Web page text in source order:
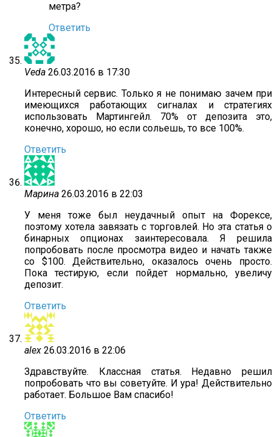
метра?
Ответить
Veda 26.03.2016 в 17:30
Интересный сервис. Только я не понимаю зачем при
имеющихся работающих сигналах и стратегиях
использовать Мартингейл. 70% от депозита это,
конечно, хорошо, но если сольешь, то все 100%.
Ответить
Марина 26.03.2016 в 22:03
У меня тоже был неудачный опыт на Форексе,
поэтому хотела завязать с торговлей. Но эта статья о
бинарных опционах заинтересовала. Я решила
попробовать после просмотра видео и начать также
со $100. Действительно, оказалось очень просто.
Пока тестирую, если пойдет нормально, увеличу
депозит.
Ответить
alex 26.03.2016 в 22:06
Здравствуйте. Классная статья. Недавно решил
попробовать что вы советуйте. И ура! Действительно
работает. Большое Вам спасибо!
Ответить